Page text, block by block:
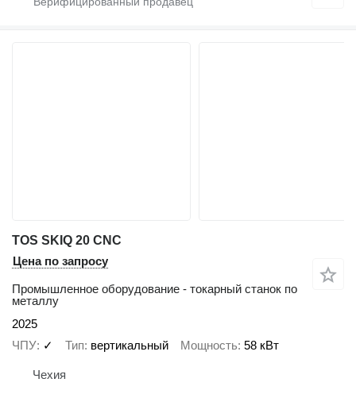
TOS SKIQ 20 CNC
Цена по запросу
Промышленное оборудование - токарный станок по
металлу
2025
ЧПУ ✓ Тип вертикальный Мощность 58 кВт
Чехия